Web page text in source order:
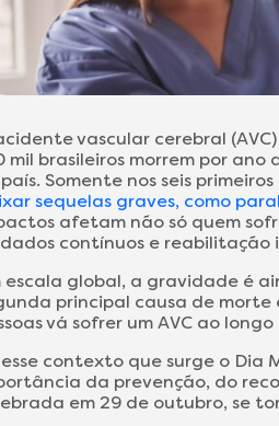
vascular cerebral
mil brasileiros morrem por
Somente nos seis
sequelas graves, como
afetam não só quem
contínuos e reabilitação
escala global, a gravidade é
principal causa de
vá sofrer um AVC ao
contexto que surge o Dia
da prevenção, do
em 29 de outubro, se